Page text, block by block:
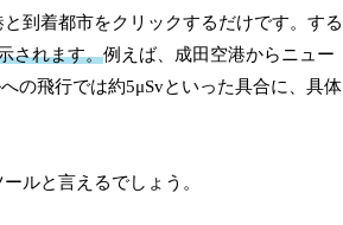
到着都市をクリックするだけです。する
されます。例えば、成田空港からニュー
の飛行では約5μSvといった具合に、具体
ルと言えるでしょう。